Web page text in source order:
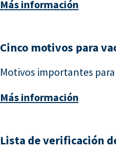
Más información
Cinco motivos para
Motivos importantes
Más información
Lista de verificación